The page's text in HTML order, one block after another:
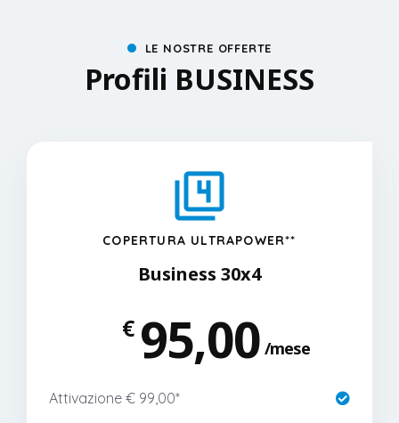
LE NOSTRE OFFERTE
Profili BUSINESS
COPERTURA ULTRAPOWER**
Business 30x4
95,00
€
mese
Attivazione € 99,00*